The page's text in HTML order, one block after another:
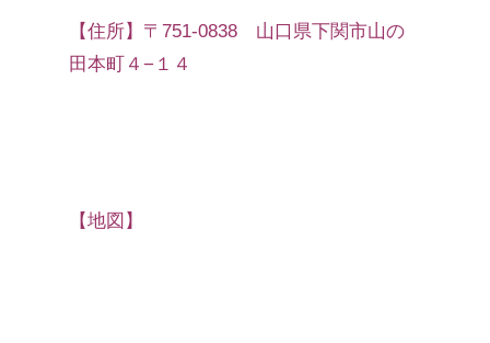
【住所】〒751-0838 山口県下関市山の
田本町４−１４
【地図】